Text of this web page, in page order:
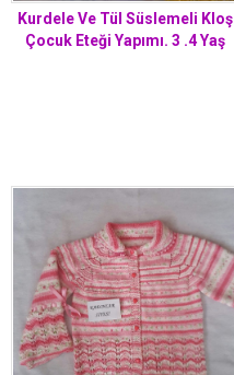
Kurdele Ve Tül Süslemeli Kloş
Çocuk Eteği Yapımı. 3 .4 Yaş